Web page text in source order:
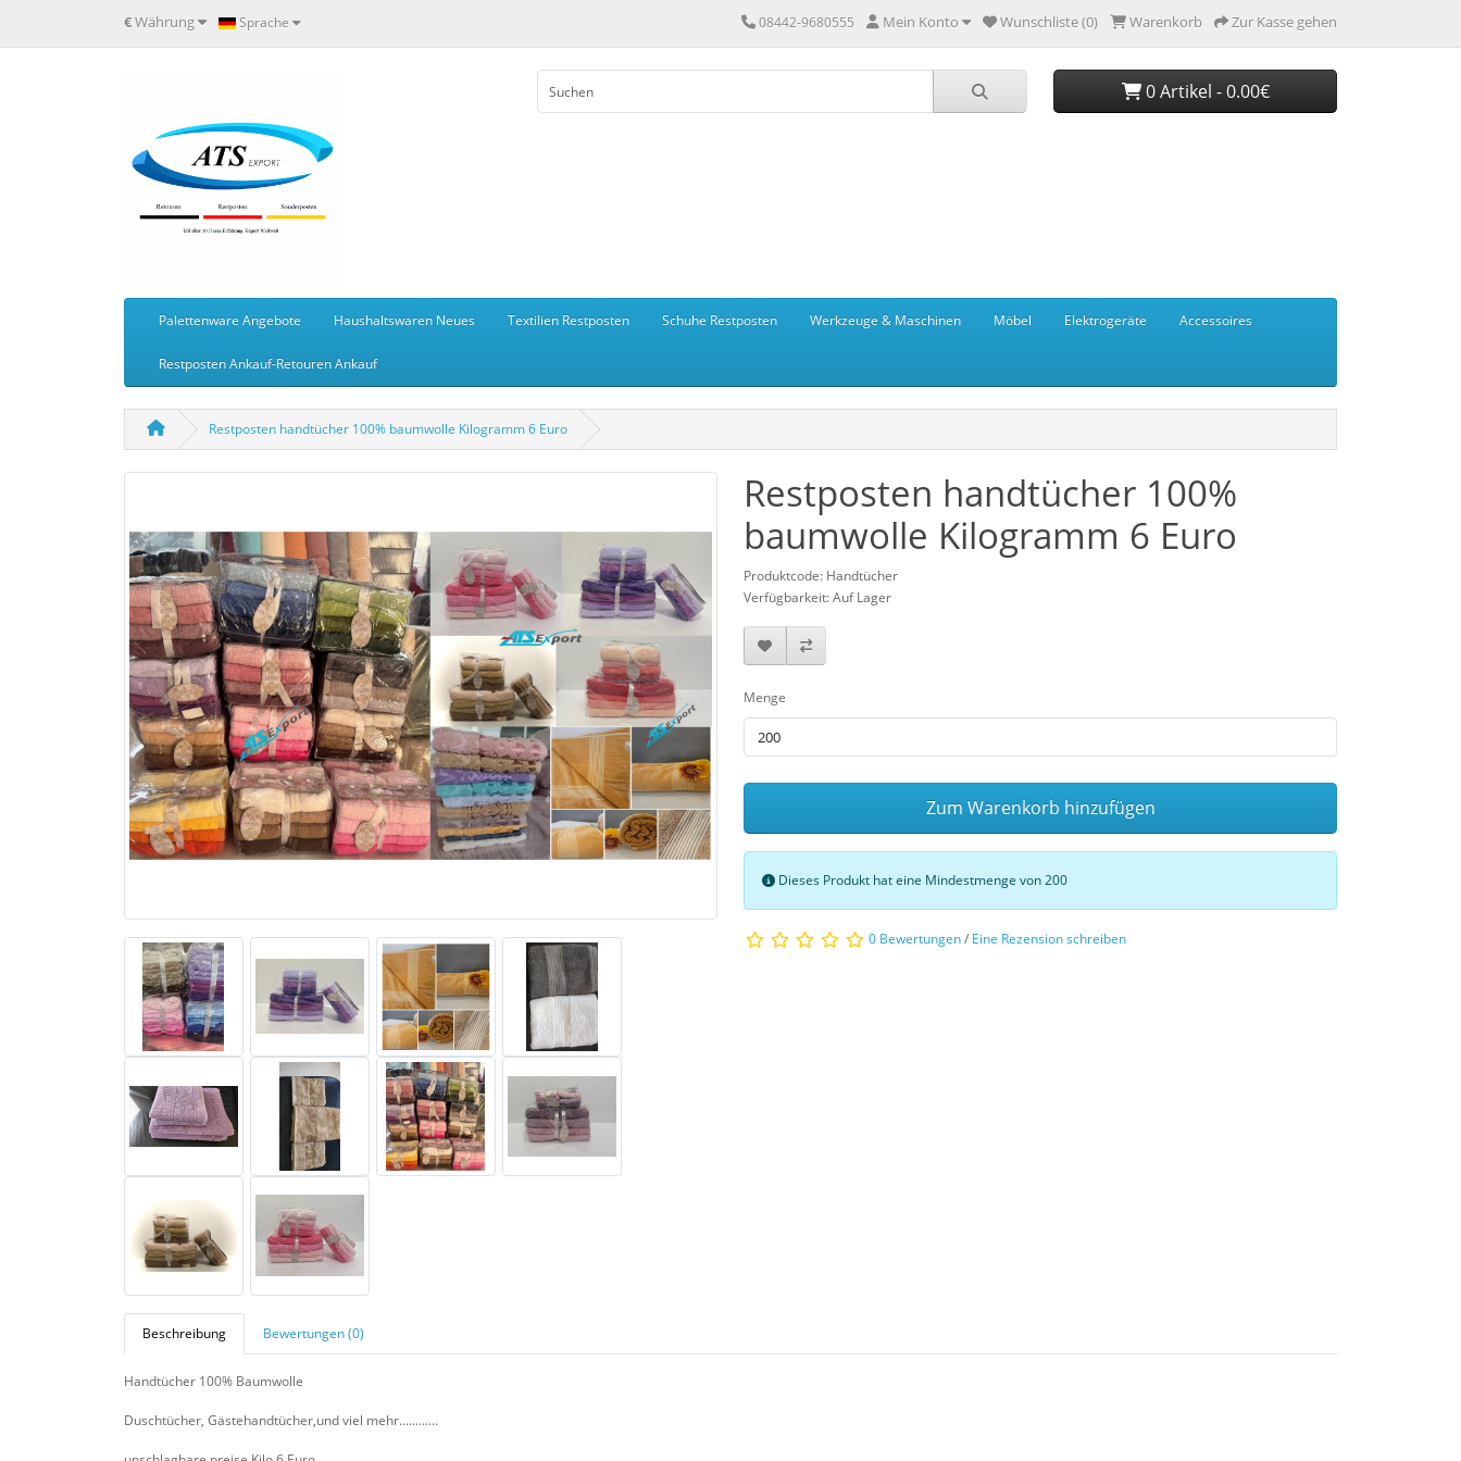
€Währung Sprache 08442-9680555 Mein Konto Wunschliste (0) Warenkorb Zur Kasse gehen
0 Artikel - 0.00€
Palettenware Angebote Haushaltswaren Neues Textilien Restposten Schuhe Restposten Werkzeuge & Maschinen Möbel Elektrogeräte Accessoires
Restposten Ankauf-Retouren Ankauf
Restposten handtücher 100% baumwolle Kilogramm 6 Euro
Restposten handtücher 100%
baumwolle Kilogramm 6 Euro
Produktcode: Handtücher
Verfügbarkeit: Auf Lager
Menge
Zum Warenkorb hinzufügen
Dieses Produkt hat eine Mindestmenge von 200
0 Bewertungen/ Eine Rezension schreiben
Beschreibung Bewertungen (0)
Handtücher 100% Baumwolle
Duschtücher, Gästehandtücher,und viel mehr............